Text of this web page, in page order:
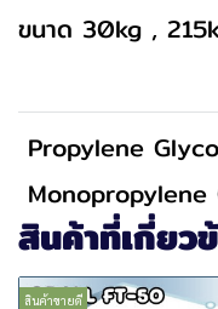
ขนาด 30kg ,
Propylene
Monopropylene
สินค้าที่เกี่ยว
สินค้าขายดี